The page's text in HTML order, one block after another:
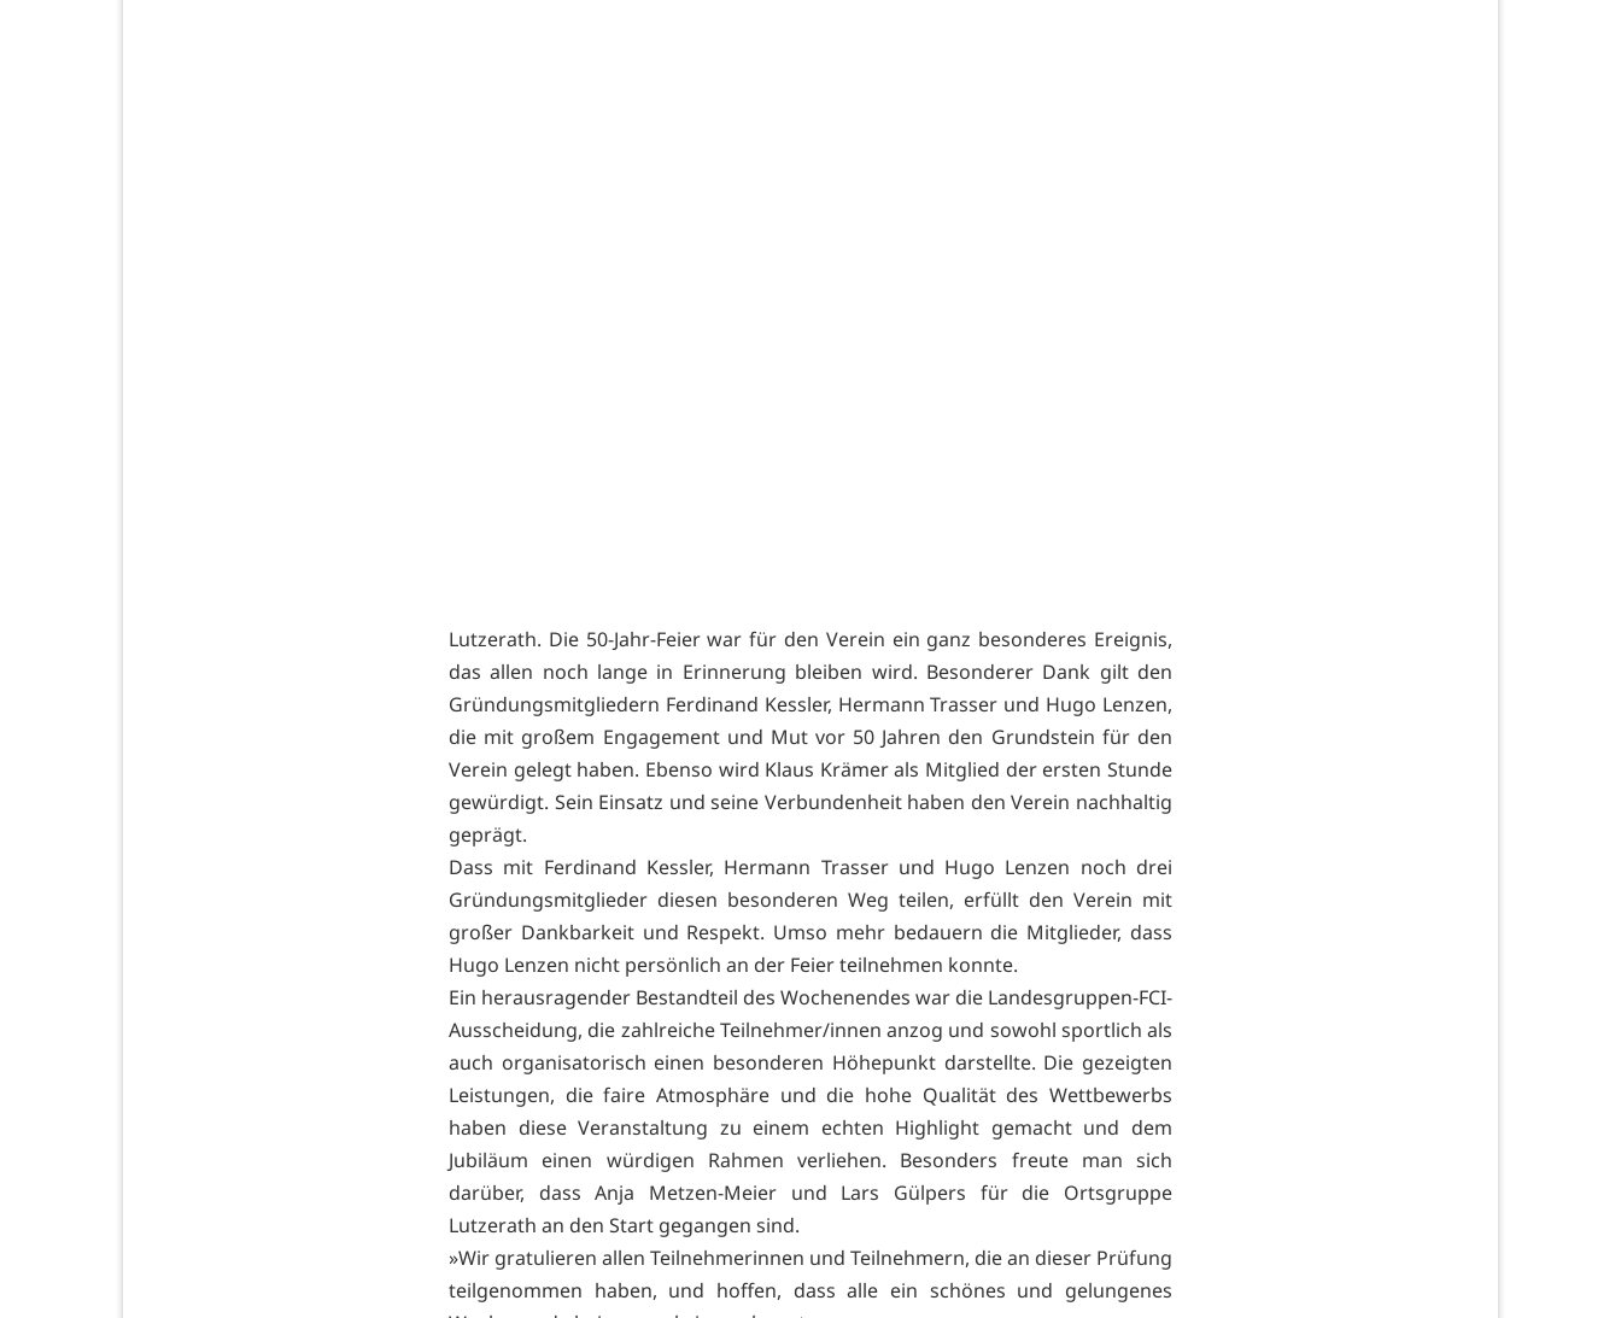
Lutzerath. Die 50-Jahr-Feier war für den Verein ein ganz besonderes Ereignis,
das allen noch lange in Erinnerung bleiben wird. Besonderer Dank gilt den
Gründungsmitgliedern Ferdinand Kessler, Hermann Trasser und Hugo Lenzen,
die mit großem Engagement und Mut vor 50 Jahren den Grundstein für den
Verein gelegt haben. Ebenso wird Klaus Krämer als Mitglied der ersten Stunde
gewürdigt. Sein Einsatz und seine Verbundenheit haben den Verein nachhaltig
geprägt.
Dass mit Ferdinand Kessler, Hermann Trasser und Hugo Lenzen noch drei
Gründungsmitglieder diesen besonderen Weg teilen, erfüllt den Verein mit
großer Dankbarkeit und Respekt. Umso mehr bedauern die Mitglieder, dass
Hugo Lenzen nicht persönlich an der Feier teilnehmen konnte.
Ein herausragender Bestandteil des Wochenendes war die Landesgruppen-FCI-
Ausscheidung, die zahlreiche Teilnehmer/innen anzog und sowohl sportlich als
auch organisatorisch einen besonderen Höhepunkt darstellte. Die gezeigten
Leistungen, die faire Atmosphäre und die hohe Qualität des Wettbewerbs
haben diese Veranstaltung zu einem echten Highlight gemacht und dem
Jubiläum einen würdigen Rahmen verliehen. Besonders freute man sich
darüber, dass Anja Metzen-Meier und Lars Gülpers für die Ortsgruppe
Lutzerath an den Start gegangen sind.
»Wir gratulieren allen Teilnehmerinnen und Teilnehmern, die an dieser Prüfung
teilgenommen haben, und hoffen, dass alle ein schönes und gelungenes